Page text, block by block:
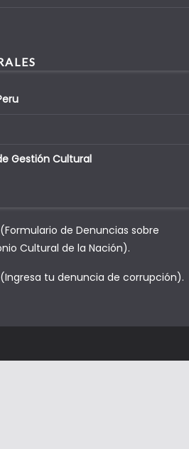
Gestión Cultural
de Denuncias sobre
Cultural de la Nación).
tu denuncia de corrupción).